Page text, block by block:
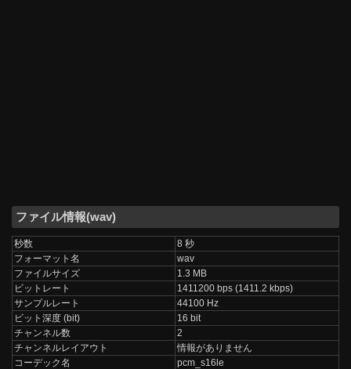
ファイル情報(wav)
秒数
8 秒
フォーマット名
wav
ファイルサイズ
1.3 MB
ビットレート
1411200 bps (1411.2 kbps)
サンプルレート
44100 Hz
ビット深度 (bit)
16 bit
チャンネル数
2
チャンネルレイアウト
情報がありません
コーデック名
pcm_s16le